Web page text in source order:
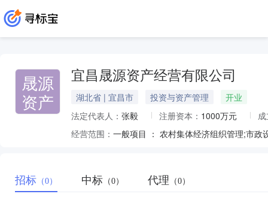
晟源
资产
宜昌晟源资产经营有限公司
湖北省 | 宜昌市 投资与资产管理
开业
法定代表人： 张毅 注册资本： 1000万元
经营范围：
招标 （0） 中标 （0） 代理 （0）